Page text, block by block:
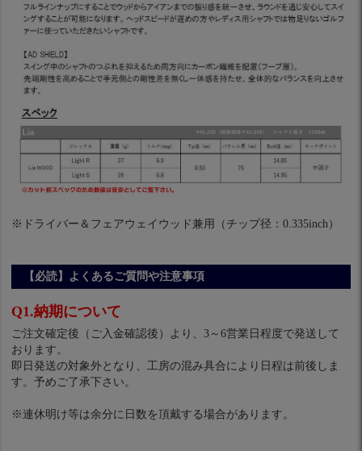
※ドライバー＆フェアウェイウッド兼用（チップ径：0.335inch）
【必読】よくあるご質問や注意事項
Q1.納期について
ご注文確定後（ご入金確認後）より、3～6営業日程度で発送して
おります。
即日発送の対象外となり、工房の混み具合により日程は前後しま
す。予めご了承下さい。
※連休明け等は余分に日数を頂戴する場合があります。